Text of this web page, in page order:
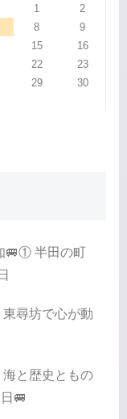
1
2
8
9
15
16
22
23
29
30
🚐① 半田の町
尋坊で心が動
と歴史ともの
🚐